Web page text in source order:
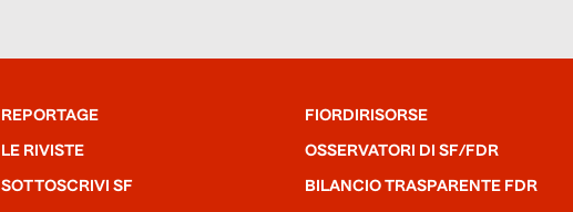
REPORTAGE
LE RIVISTE
SOTTOSCRIVI SF
FIORDIRISORSE
OSSERVATORI DI SF/FDR
BILANCIO TRASPARENTE FDR